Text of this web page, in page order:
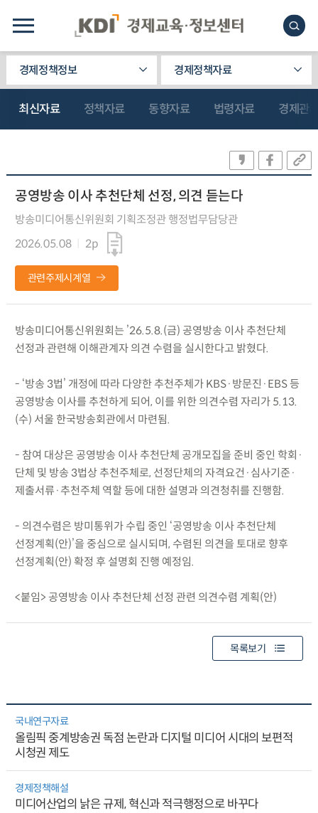
경제정책정보 경제정책자료
최신자료 정책자료 동향자료 법령자료 경제관
공영방송 이사 추천단체 선정, 의견 듣는다
방송미디어통신위원회 기획조정관 행정법무담당관
2026.05.08
2p
관련주제시계열
방송미디어통신위원회는 ’26.5.8.(금) 공영방송 이사 추천단체
선정과 관련해 이해관계자 의견 수렴을 실시한다고 밝혔다.
- ‘방송 3법’ 개정에 따라 다양한 추천주체가 KBS·방문진·EBS 등
공영방송 이사를 추천하게 되어, 이를 위한 의견수렴 자리가 5.13.
(수) 서울 한국방송회관에서 마련됨.
- 참여 대상은 공영방송 이사 추천단체 공개모집을 준비 중인 학회·
단체 및 방송 3법상 추천주체로, 선정단체의 자격요건·심사기준·
제출서류·추천주체 역할 등에 대한 설명과 의견청취를 진행함.
- 의견수렴은 방미통위가 수립 중인 ‘공영방송 이사 추천단체
선정계획(안)’을 중심으로 실시되며, 수렴된 의견을 토대로 향후
선정계획(안) 확정 후 설명회 진행 예정임.
<붙임> 공영방송 이사 추천단체 선정 관련 의견수렴 계획(안)
목록보기
국내연구자료
올림픽 중계방송권 독점 논란과 디지털 미디어 시대의 보편적
시청권 제도
경제정책해설
미디어산업의 낡은 규제, 혁신과 적극행정으로 바꾸다